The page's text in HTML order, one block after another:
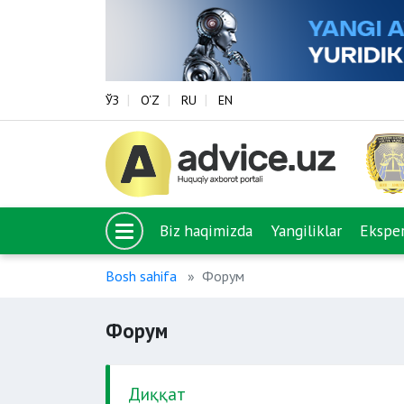
ЎЗ O‘Z RU EN
Biz haqimizda Yangiliklar
Bosh sahifa Форум
Форум
Диққат